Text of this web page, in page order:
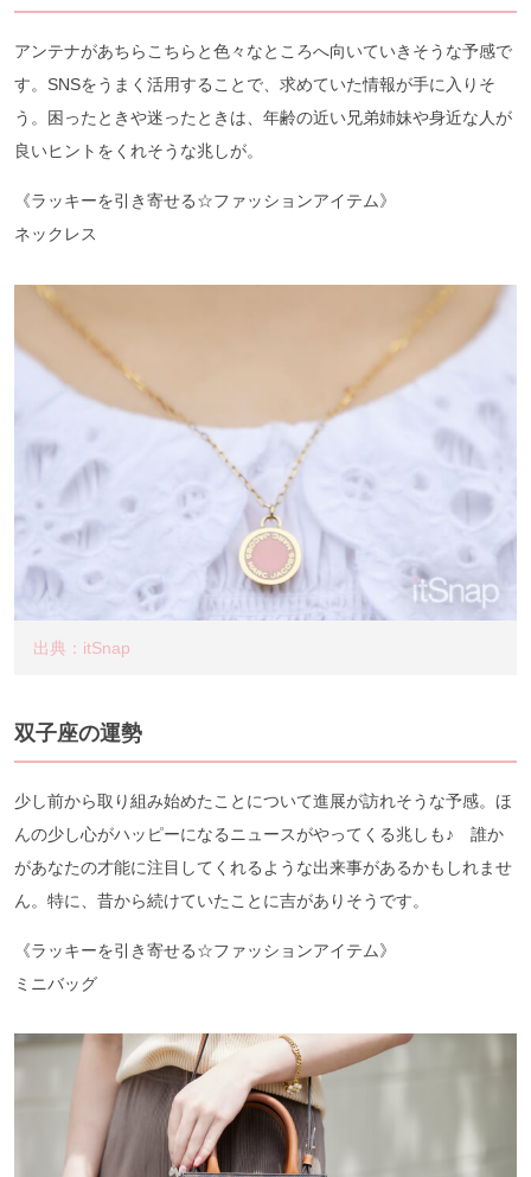
アンテナがあちらこちらと色々なところへ向いていきそうな予感で
す。SNSをうまく活用することで、求めていた情報が手に入りそ
う。困ったときや迷ったときは、年齢の近い兄弟姉妹や身近な人が
良いヒントをくれそうな兆しが。
《ラッキーを引き寄せる☆ファッションアイテム》
ネックレス
出典：itSnap
双子座の運勢
少し前から取り組み始めたことについて進展が訪れそうな予感。ほ
んの少し心がハッピーになるニュースがやってくる兆しも♪ 誰か
があなたの才能に注目してくれるような出来事があるかもしれませ
ん。特に、昔から続けていたことに吉がありそうです。
《ラッキーを引き寄せる☆ファッションアイテム》
ミニバッグ